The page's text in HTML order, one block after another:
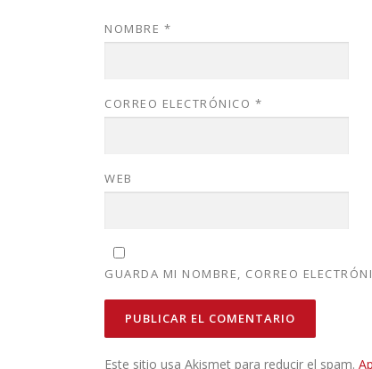
NOMBRE *
CORREO ELECTRÓNICO *
WEB
GUARDA MI NOMBRE, CORREO
Este sitio usa Akismet para reducir el spam.